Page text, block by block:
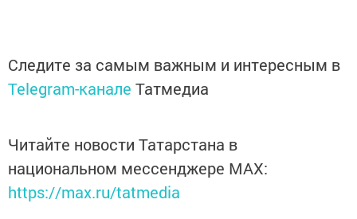
Следите за самым важным и интересным в
Telegram-канале Татмедиа
Читайте новости Татарстана в
национальном мессенджере MАХ:
https://max.ru/tatmedia